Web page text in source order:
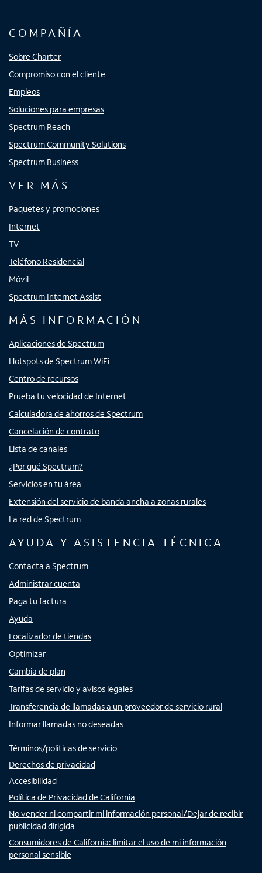
COMPAÑÍA
Sobre Charter
Compromiso con el cliente
Empleos
Soluciones para empresas
Spectrum Reach
Spectrum Community Solutions
Spectrum Business
VER MÁS
Paquetes y promociones
Internet
TV
Teléfono Residencial
Móvil
Spectrum Internet Assist
MÁS INFORMACIÓN
Aplicaciones de Spectrum
Hotspots de Spectrum WiFi
Centro de recursos
Prueba tu velocidad de Internet
Calculadora de ahorros de Spectrum
Cancelación de contrato
Lista de canales
¿Por qué Spectrum?
Servicios en tu área
Extensión del servicio de banda ancha a zonas rurales
La red de Spectrum
AYUDA Y ASISTENCIA TÉCNICA
Contacta a Spectrum
Administrar cuenta
Paga tu factura
Ayuda
Localizador de tiendas
Optimizar
Cambia de plan
Tarifas de servicio y avisos legales
Transferencia de llamadas a un proveedor de servicio rural
Informar llamadas no deseadas
Términos/políticas de servicio
Derechos de privacidad
Accesibilidad
Política de Privacidad de California
No vender ni compartir mi información personal/Dejar de recibir
publicidad dirigida
Consumidores de California: limitar el uso de mi información
personal sensible